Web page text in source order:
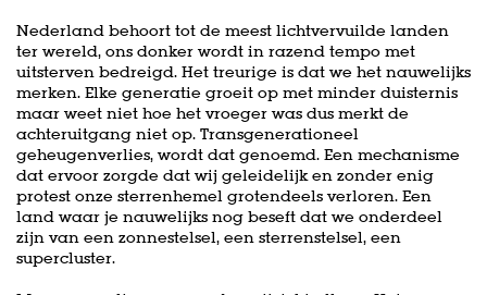
Nederland behoort tot de meest lichtvervuilde landen
ter wereld, ons donker wordt in razend tempo met
uitsterven bedreigd. Het treurige is dat we het nauwelijks
merken. Elke generatie groeit op met minder duisternis
maar weet niet hoe het vroeger was dus merkt de
achteruitgang niet op. Transgenerationeel
geheugenverlies, wordt dat genoemd. Een mechanisme
dat ervoor zorgde dat wij geleidelijk en zonder enig
protest onze sterrenhemel grotendeels verloren. Een
land waar je nauwelijks nog beseft dat we onderdeel
zijn van een zonnestelsel, een sterrenstelsel, een
supercluster.